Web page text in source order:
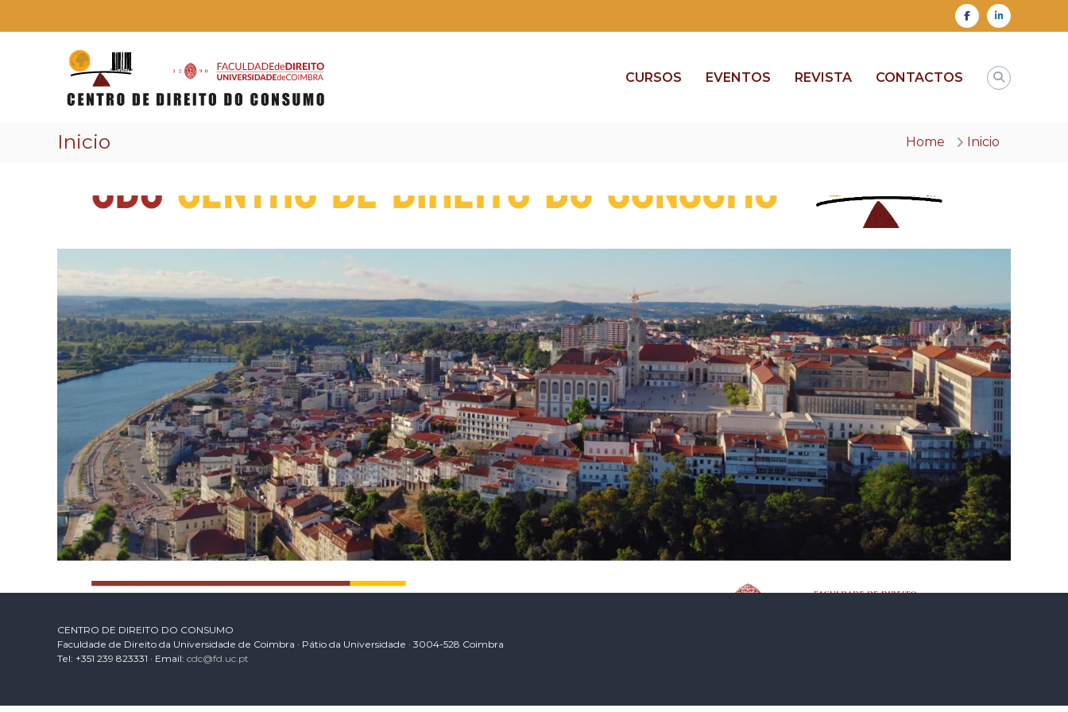
FacebookLinkedin
Centro
de
Direito
do
CURSOS EVENTOS REVISTA CONTACTOS
Inicio Home Inicio
CENTRO DE DIREITO DO CONSUMO
Faculdade de Direito da Universidade de Coimbra · Pátio da Universidade · 3004-528 Coimbra
Tel: +351 239 823331 · Email: cdc@fd.uc.pt